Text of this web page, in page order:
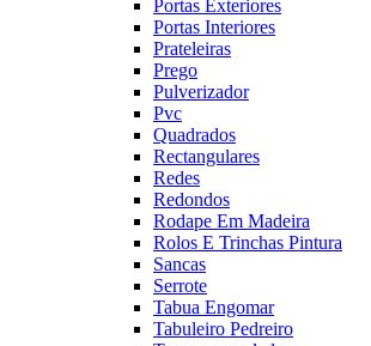
Portas Exteriores
Portas Interiores
Prateleiras
Prego
Pulverizador
Pvc
Quadrados
Rectangulares
Redes
Redondos
Rodape Em Madeira
Rolos E Trinchas Pintura
Sancas
Serrote
Tabua Engomar
Tabuleiro Pedreiro